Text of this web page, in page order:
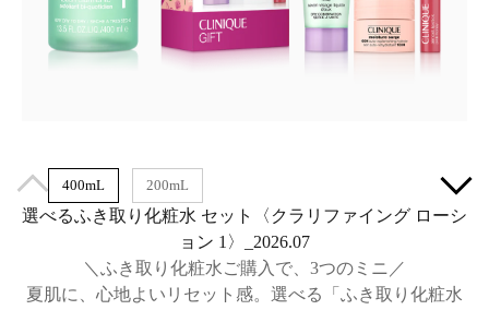
400mL 200mL
選べるふき取り化粧水 セット〈クラリファイング ローシ
ョン 1〉_2026.07
＼ふき取り化粧水ご購入で、3つのミニ／
夏肌に、心地よいリセット感。選べる「ふき取り化粧水